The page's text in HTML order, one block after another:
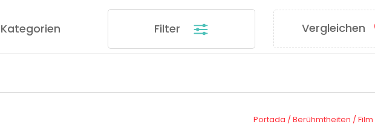
Kategorien Filter Vergleichen
Portada /Berühmtheiten /Film